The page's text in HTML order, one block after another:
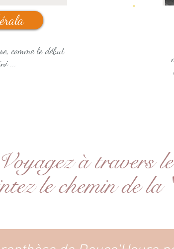
comme le début
...
Voyagez à travers
le chemin de